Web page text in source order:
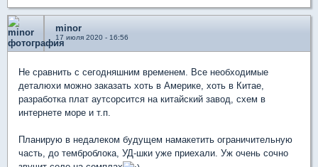
minor
17 июля 2020 - 16:56
Не сравнить с сегодняшним временем. Все необходимые
деталюхи можно заказать хоть в Америке, хоть в Китае,
разработка плат аутсорсится на китайский завод, схем в
интернете море и т.п.
Планирую в недалеком будущем намакетить ограничительную
часть, до темброблока, УД-шки уже приехали. Уж очень сочно